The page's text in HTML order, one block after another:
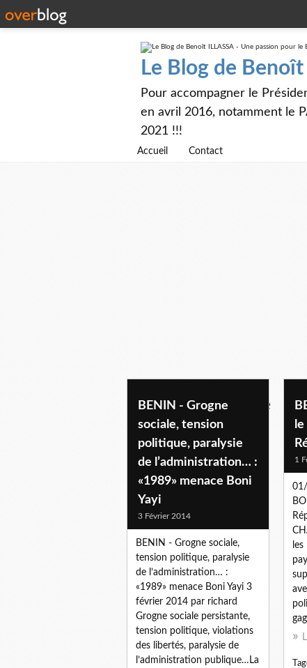
Le Blog de
Pour accompagner le
en avril 2016, notamment le
2021 !!!
Accueil Contact
politique beninoise
BENIN - Grogne
sociale, tension
politique, paralysie
de l’administration… :
«1989» menace Boni
Yayi
3 Février 2014
BENIN - Grogne sociale,
tension politique, paralysie
de l’administration… :
«1989» menace Boni Yayi 3
février 2014 par richard
Grogne sociale persistante,
tension politique, violations
des libertés, paralysie de
l’administration publique…La
1